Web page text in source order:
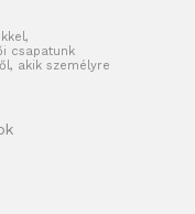
csapatunk
akik személyre